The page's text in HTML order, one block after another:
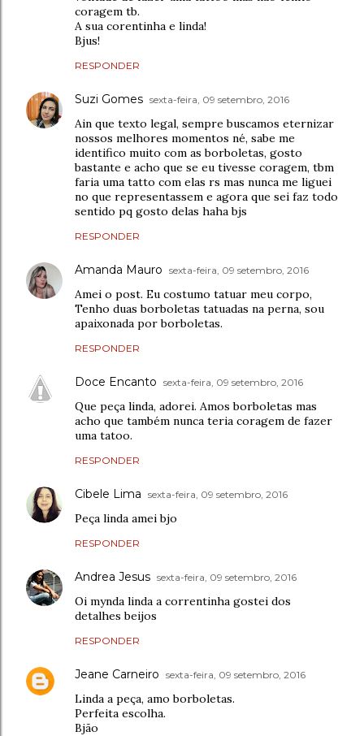
coragem tb.
A sua corentinha e linda!
Bjus!
RESPONDER
Suzi Gomes sexta-feira, 09 setembro, 2016
Ain que texto legal, sempre buscamos eternizar
nossos melhores momentos né, sabe me
identifico muito com as borboletas, gosto
bastante e acho que se eu tivesse coragem, tbm
faria uma tatto com elas rs mas nunca me liguei
no que representassem e agora que sei faz todo
sentido pq gosto delas haha bjs
RESPONDER
Amanda Mauro sexta-feira, 09 setembro, 2016
Amei o post. Eu costumo tatuar meu corpo,
Tenho duas borboletas tatuadas na perna, sou
apaixonada por borboletas.
RESPONDER
Doce Encanto sexta-feira, 09 setembro, 2016
Que peça linda, adorei. Amos borboletas mas
acho que também nunca teria coragem de fazer
uma tatoo.
RESPONDER
Cibele Lima sexta-feira, 09 setembro, 2016
Peça linda amei bjo
RESPONDER
Andrea Jesus sexta-feira, 09 setembro, 2016
Oi mynda linda a correntinha gostei dos
detalhes beijos
RESPONDER
Jeane Carneiro sexta-feira, 09 setembro, 2016
Linda a peça, amo borboletas.
Perfeita escolha.
Bjão